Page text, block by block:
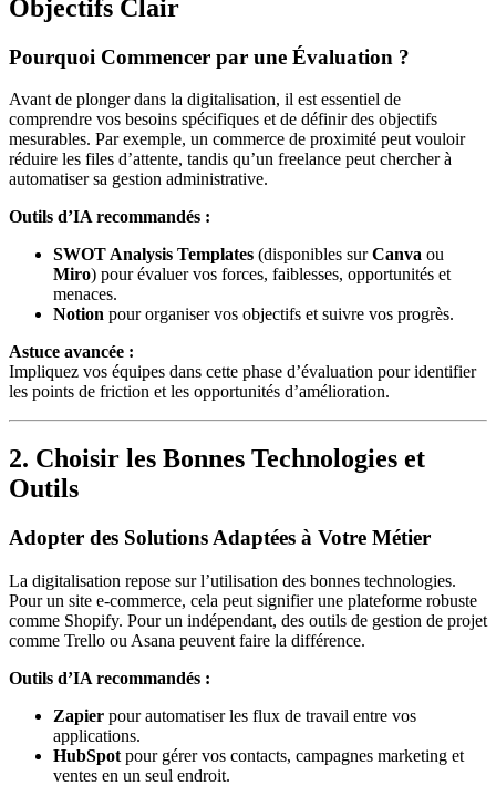
Objectifs Clair
Pourquoi Commencer par une Évaluation ?
Avant de plonger dans la digitalisation, il est essentiel de
comprendre vos besoins spécifiques et de définir des objectifs
mesurables. Par exemple, un commerce de proximité peut vouloir
réduire les files d’attente, tandis qu’un freelance peut chercher à
automatiser sa gestion administrative.
Outils d’IA recommandés :
SWOT Analysis Templates (disponibles surCanva ou
Miro) pour évaluer vos forces, faiblesses, opportunités et
menaces.
Notion pour organiser vos objectifs et suivre vos progrès.
Astuce avancée :
Impliquez vos équipes dans cette phase d’évaluation pour identifier
les points de friction et les opportunités d’amélioration.
2. Choisir les Bonnes Technologies et
Outils
Adopter des Solutions Adaptées à Votre Métier
La digitalisation repose sur l’utilisation des bonnes technologies.
Pour un site e-commerce, cela peut signifier une plateforme robuste
comme Shopify. Pour un indépendant, des outils de gestion de projet
comme Trello ou Asana peuvent faire la différence.
Outils d’IA recommandés :
Zapier pour automatiser les flux de travail entre vos
applications.
HubSpot pour gérer vos contacts, campagnes marketing et
ventes en un seul endroit.